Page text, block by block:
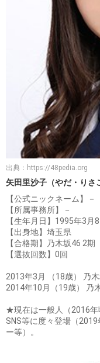
出典： https://48pedia.org
矢田里沙子（やだ・りさ
【公式ニックネーム】－
【所属事務所】－
【生年月日】1995年3月
【出身地】埼玉県
【合格期】乃木坂46 2期
【選抜回数】0回
2013年3月 （18歳） 乃
2014年10月（19歳） 乃
★現在は一般人（2016年
SNS等に度々登場（
ー等）。